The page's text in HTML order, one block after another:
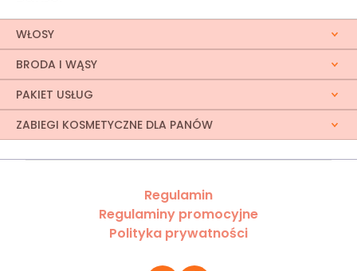
WŁOSY
BRODA I WĄSY
PAKIET USŁUG
ZABIEGI KOSMETYCZNE DLA PANÓW
Regulamin
Regulaminy promocyjne
Polityka prywatności